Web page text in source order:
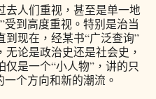
人们重视，甚至是单一地
到高度重视。特别是治当
现在，经某书“广泛查询”
论是政治史还是社会史，
是一个“小人物”，讲的只
个方向和新的潮流。